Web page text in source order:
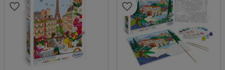
favorite_border
favorite_border
favorite_border
favorite_border
favorite_border favorite_border
favorite_border
favorite_border
favorite_border
favorite_border